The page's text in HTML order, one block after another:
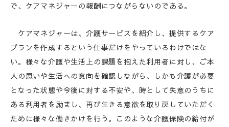
で、ケアマネジャーの報酬につながらないのである。
ケアマネジャーは、介護サービスを紹介し、提供するケア
プランを作成するという仕事だけをやっているわけではな
い。様々な介護や生活上の課題を抱えた利用者に対し、ご本
人の思いや生活への意向を確認しながら、しかも介護が必要
となった状態や今後に対する不安や、時として失意のうちに
ある利用者を励まし、再び生きる意欲を取り戻していただく
ために様々な働きかけを行う。このような介護保険の給付が